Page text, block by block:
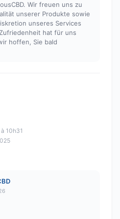
Wir freuen uns zu
unserer Produkte sowie
unseres Services
hat für uns
hoffen, Sie bald
10h31